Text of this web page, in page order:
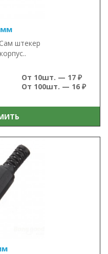
мм
штекер
От 10шт. — 17 ₽
От 100шт. — 16 ₽